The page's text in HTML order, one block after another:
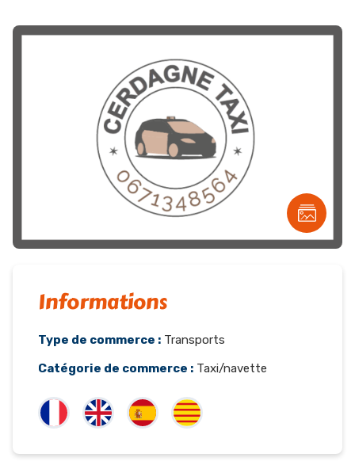
Informations
Type de commerce : Transports
Catégorie de commerce : Taxi/navette